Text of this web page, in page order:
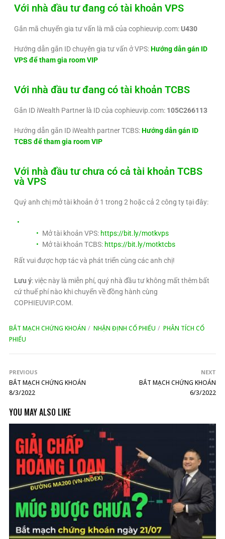
Với nhà đầu tư đang có tài khoản VPS
Gắn mã chuyển gia tư vấn là mã của cophieuvip.com:U430
Hướng dẫn gắn ID chuyên gia tư vấn ở VPS:Hướng dẫn gán ID
VPS để tham gia room VIP
Với nhà đầu tư đang có tài khoản TCBS
Gắn ID iWealth Partner là ID của cophieuvip.com: 105C266113
Hướng dẫn gắn ID iWealth partner TCBS:Hướng dẫn gán ID
TCBS để tham gia room VIP
Với nhà đầu tư chưa có cả tài khoản TCBS
và VPS
Quý anh chị mở tài khoản ở 1 trong 2 hoặc cả 2 công ty tại đây:
Mở tài khoản VPS: https://bit.ly/motkvps
Mở tài khoản TCBS: https://bit.ly/motktcbs
Rất vui được hợp tác và phát triển cùng các anh chị!
Lưu ý: việc này là miễn phí, quý nhà đầu tư không mất thêm bất
cứ thuế phí nào khi chuyển về đồng hành cùng
COPHIEUVIP.COM.
BẮT MẠCH CHỨNG KHOÁN NHẬN ĐỊNH CỔ PHIẾU
PHÂN TÍCH CỔ
PHIẾU
PREVIOUS
BẮT MẠCH CHỨNG KHOÁN
8/3/2022
NEXT
BẮT MẠCH CHỨNG KHOÁN
6/3/2022
YOU MAY ALSO LIKE